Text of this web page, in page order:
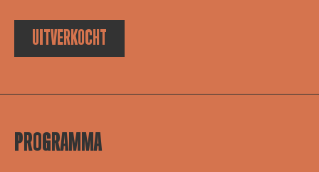
UITVERKOCHT
PROGRAMMA